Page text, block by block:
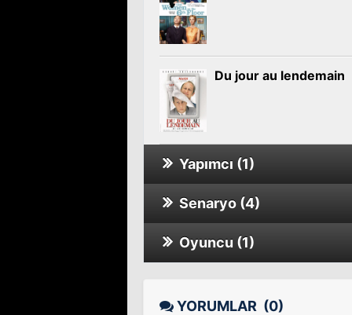
Du jour au lendemain
Yapımcı (1)
Floride
Senaryo (4)
Belles familles
Sinema Filmi
Oyuncu (1)
Sinema Filmi
YORUMLAR (0)